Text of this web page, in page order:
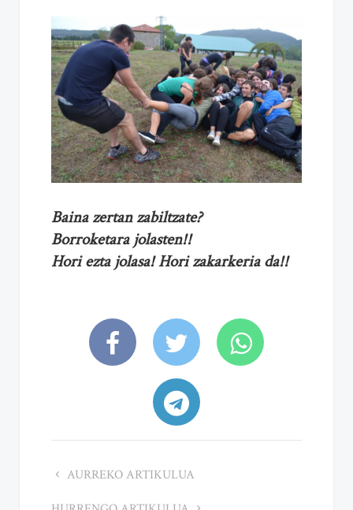
Baina zertan zabiltzate?
Borroketara jolasten!!
Hori ezta jolasa! Hori zakarkeria da!!
AURREKO ARTIKULUA